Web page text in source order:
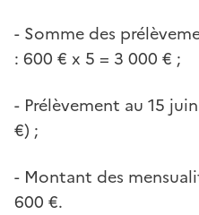
- Somme des
: 600 € x 5 = 3 000 € ;
- Prélèvement au 15
€) ;
- Montant des
600 €.